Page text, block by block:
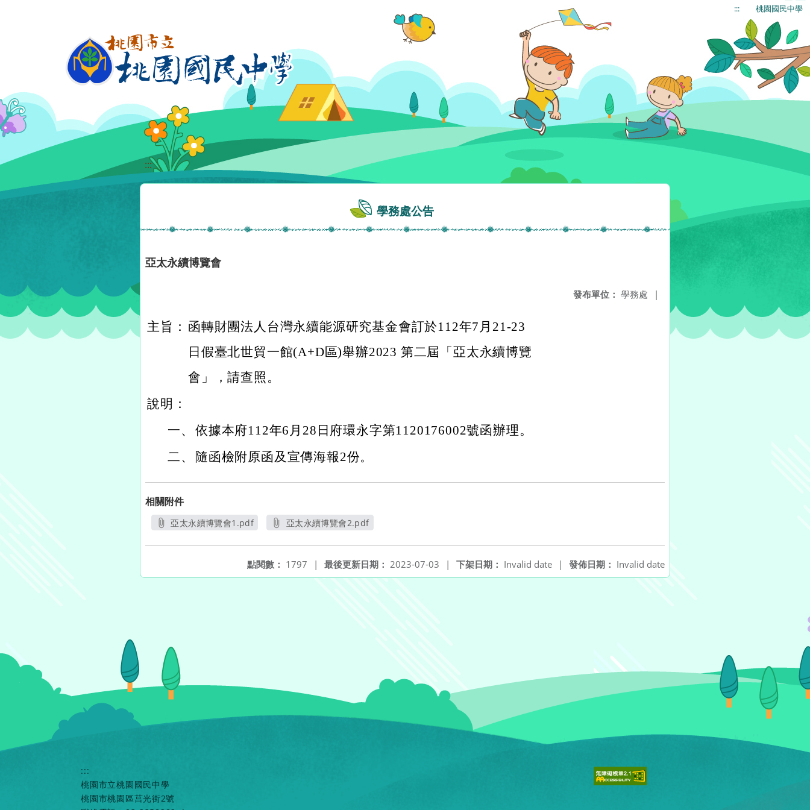
::: 桃園國民中學
:::
學務處公告
亞太永續博覽會
發布單位： 學務處 |
主旨： 函轉財團法人台灣永續能源研究基金會訂於112年7月21-23
日假臺北世貿一館(A+D區)舉辦2023 第二屆「亞太永續博覽
會」，請查照。
說明：
一、 依據本府112年6月28日府環永字第1120176002號函辦理。
二、
隨函檢附原函及宣傳海報2份。
相關附件
亞太永續博覽會1.pdf
亞太永續博覽會2.pdf
發佈日期： Invalid date
下架日期： Invalid date |
最後更新日期： 2023-07-03 |
點閱數： 1797 |
:::
桃園市立桃園國民中學
桃園市桃園區莒光街2號